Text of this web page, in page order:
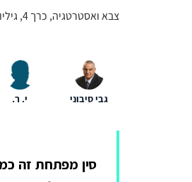
צבא ואסטרטגיה, כרך 4, גיליון 2, ספטמבר 2012.
גבי סיבוני י. ר.
סין מפתחת זה